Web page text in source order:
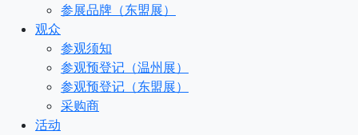
参展品牌（东盟展）
观众
参观须知
参观预登记（温州展）
参观预登记（东盟展）
采购商
活动